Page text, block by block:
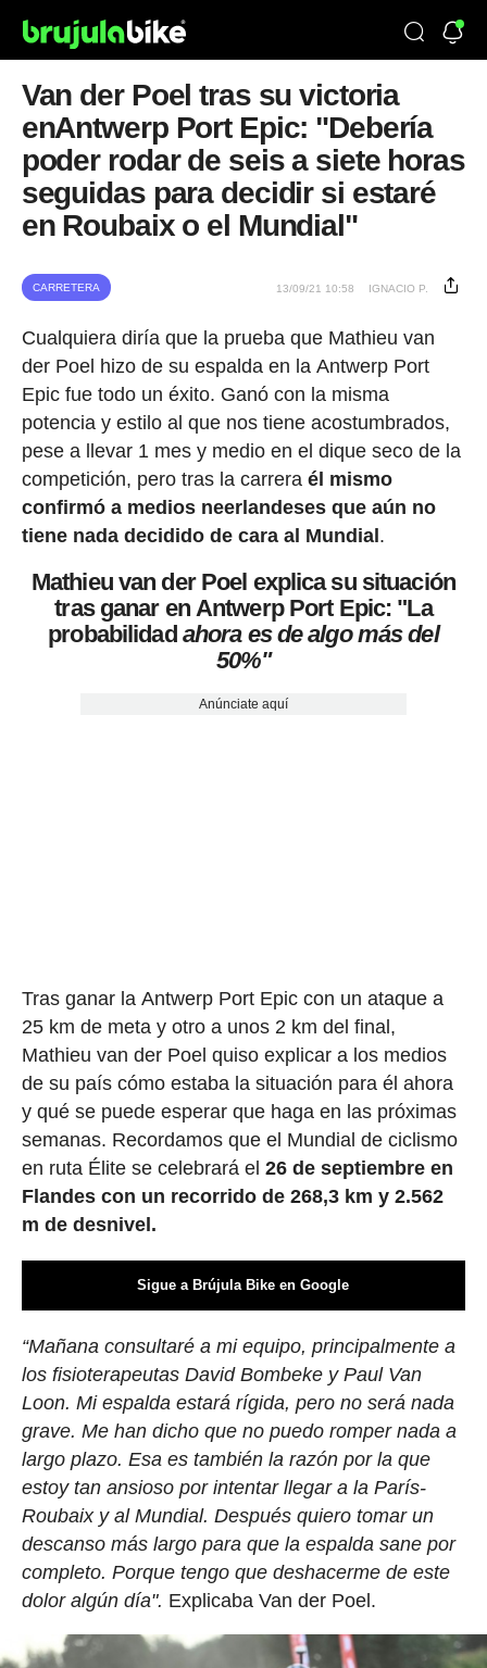
Van der Poel tras su victoria
enAntwerp Port Epic: "Debería
poder rodar de seis a siete horas
seguidas para decidir si estaré
en Roubaix o el Mundial"
CARRETERA 13/09/21 10:58 IGNACIO P.
Cualquiera diría que la prueba que Mathieu van
der Poel hizo de su espalda en la Antwerp Port
Epic fue todo un éxito. Ganó con la misma
potencia y estilo al que nos tiene acostumbrados,
pese a llevar 1 mes y medio en el dique seco de la
competición, pero tras la carrera él mismo
confirmó a medios neerlandeses que aún no
tiene nada decidido de cara al Mundial .
Mathieu van der Poel explica su situación
tras ganar en Antwerp Port Epic: "La
probabilidad ahora es de algo más del
50%"
Anúnciate aquí
Tras ganar la Antwerp Port Epic con un ataque a
25 km de meta y otro a unos 2 km del final,
Mathieu van der Poel quiso explicar a los medios
de su país cómo estaba la situación para él ahora
y qué se puede esperar que haga en las próximas
semanas. Recordamos que el Mundial de ciclismo
en ruta Élite se celebrará el 26 de septiembre en
Flandes con un recorrido de 268,3 km y 2.562
m de desnivel.
Sigue a Brújula Bike en Google
“Mañana consultaré a mi equipo, principalmente a
los fisioterapeutas David Bombeke y Paul Van
Loon. Mi espalda estará rígida, pero no será nada
grave. Me han dicho que no puedo romper nada a
largo plazo. Esa es también la razón por la que
estoy tan ansioso por intentar llegar a la París-
Roubaix y al Mundial. Después quiero tomar un
descanso más largo para que la espalda sane por
completo. Porque tengo que deshacerme de este
dolor algún día". Explicaba Van der Poel.